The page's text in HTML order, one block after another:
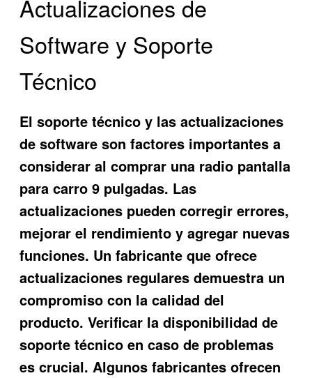
Actualizaciones de
Software y Soporte
Técnico
El soporte técnico y las actualizaciones
de software son factores importantes a
considerar al comprar una radio pantalla
para carro 9 pulgadas. Las
actualizaciones pueden corregir errores,
mejorar el rendimiento y agregar nuevas
funciones. Un fabricante que ofrece
actualizaciones regulares demuestra un
compromiso con la calidad del
producto. Verificar la disponibilidad de
soporte técnico en caso de problemas
es crucial. Algunos fabricantes ofrecen